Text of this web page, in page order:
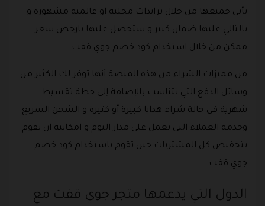
تأتي جميعها من خلال براندات محلية او عالمية مشهورة و
بالتالي عليها ضمان كبير و ستحصل عليها بارخص سعر
ممكن من خلال استخدام كود خصم جوي قفت .
من مميزات الشراء من هذه المنصة أنها توفر لك الكثير من
وسائل الدفع التي تتناسب بالإضافة إلى خطة تقسيط
شهرية في حالة شراء هدايا كبيرة أو كثيرة و الشحن السريع
وخدمة العملاء التي تعمل على مدار اليوم و امكانية ان تقوم
بتخفيض كل المشتريات حين تقوم باستخدام كود خصم
جوي قفت .
الدول التي يدعمها متجر جوي قفت مع